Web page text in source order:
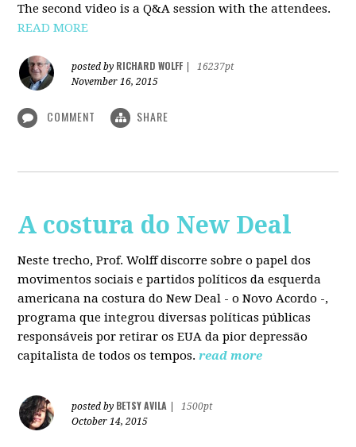
The second video is a Q&A session with the attendees.
READ MORE
posted by RICHARD WOLFF
16237pt
November 16, 2015
COMMENT SHARE
A costura do New Deal
Neste trecho, Prof. Wolff discorre sobre o papel dos
movimentos sociais e partidos políticos da esquerda
americana na costura do New Deal - o Novo Acordo -,
programa que integrou diversas políticas públicas
responsáveis por retirar os EUA da pior depressão
capitalista de todos os tempos. read more
posted by BETSY AVILA
1500pt
October 14, 2015